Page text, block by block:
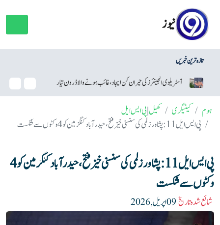
نیوز
تازہ ترین خبریں
غائب ہونے والا ڈرون تیار سام سنگ نے اینڈرائیڈ سیکیورٹی اپ ڈیٹس میں گوگل کو پیچھے
ہوم کیٹیگری کھیل|پی ایس ایل
پی ایس ایل 11: پشاور زلمی کی سنسنی خیز فتح، حیدر آباد کنگز مین کو 4 وکٹوں سے شکست
پی ایس ایل 11: پشاور زلمی کی سنسنی خیز فتح، حیدر آباد کنگز مین کو 4
وکٹوں سے شکست
شائع شدہ تاریخ